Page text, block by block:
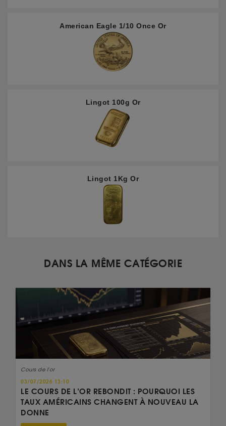
American Eagle 1/10 Once Or
Lingot 100g Or
Lingot 1Kg Or
DANS LA MÊME CATÉGORIE
Cours de l'or
03/07/2026 13:10
LE COURS DE L’OR REBONDIT : POURQUOI LES
TAUX AMÉRICAINS CHANGENT À NOUVEAU LA
DONNE